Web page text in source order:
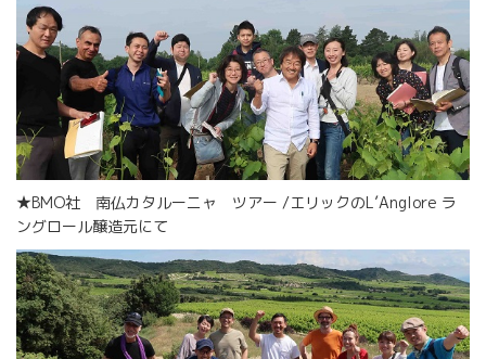
★BMO社 南仏カタルーニャ ツアー /エリックのL’Anglore ラ
ングロール醸造元にて